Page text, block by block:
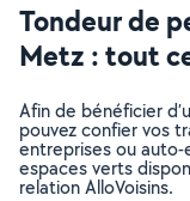
Tondeur de
Metz : tout
Afin de bénéficier
pouvez confier vos
entreprises ou auto-
espaces verts
relation AlloVoisins.